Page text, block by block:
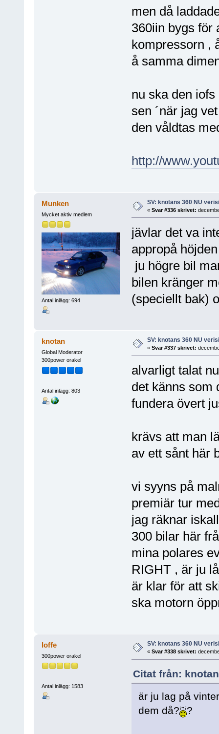
men då
360iin bygs för
kompressorn ,
å samma
nu ska den
sen ´när jag
den våldtas
http://
Munken
Mycket aktiv medlem
Antal inlägg: 694
SV: knotans 360 NU
« Svar #336 skrivet:
jävlar det va
appropå
ju högre bil
bilen kränger
(speciellt bak)
knotan
Global Moderator
300power orakel
Antal inlägg: 803
SV: knotans 360 NU
« Svar #337 skrivet:
alvarligt talat
det känns som
fundera övert
krävs att man
av ett sånt här
vi syyns på
premiär tur
jag räknar
300 bilar här
mina polares
RIGHT , är ju
är klar för att
ska motorn
loffe
300power orakel
Antal inlägg: 1583
SV: knotans 360 NU
« Svar #338 skrivet:
Citat från:
är ju lag på
dem då?
?